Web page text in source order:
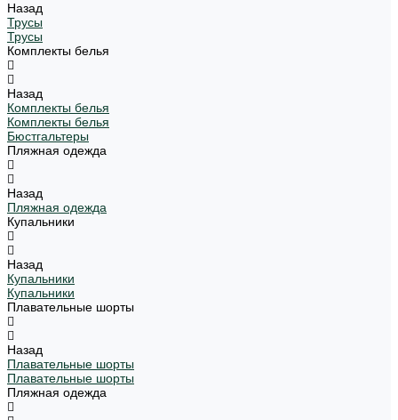
Назад
Трусы
Трусы
Комплекты белья
Назад
Комплекты белья
Комплекты белья
Бюстгальтеры
Пляжная одежда
Назад
Пляжная одежда
Купальники
Назад
Купальники
Купальники
Плавательные шорты
Назад
Плавательные шорты
Плавательные шорты
Пляжная одежда